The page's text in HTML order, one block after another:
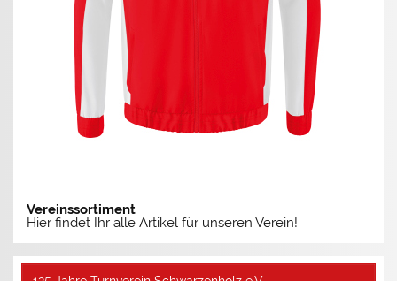
Vereinssortiment
Hier findet Ihr alle Artikel für unseren Verein!